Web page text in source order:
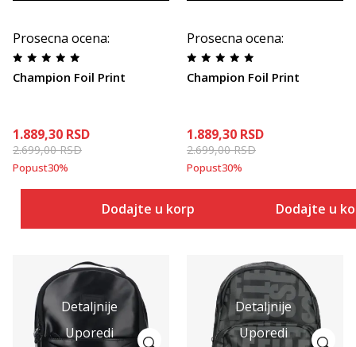
Prosecna ocena:
Champion Foil Print
1.889,30 RSD
2.699,00RSD
Popust30%
Dodajte u korpu
Prosecna ocena:
Champion Foil Print
1.889,30 RSD
2.699,00RSD
Popust30%
Dodajte u
Detaljnije
Uporedi
Detaljnije
Uporedi